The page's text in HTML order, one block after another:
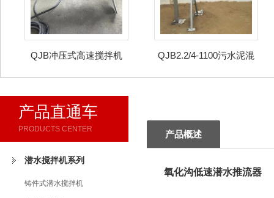
QJB冲压式高速搅拌机
QJB2.2/4-1100污水泥混
产品直通车
PRODUCTS CENTER
潜水搅拌机系列
铸件式潜水搅拌机
产品概述
氧化沟低速潜水推流器